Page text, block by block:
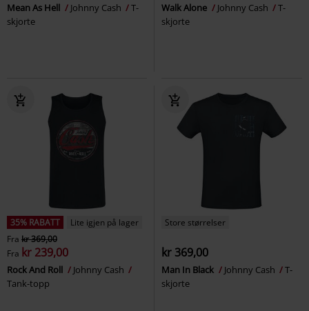
Mean As Hell Johnny Cash
T-
skjorte
Walk Alone Johnny Cash
T-
skjorte
35% RABATT
Lite igjen på lager
Fra kr 369,00
Fra kr 239,00
Rock And Roll
Johnny Cash
Tank-topp
Store størrelser
kr 369,00
Man In Black Johnny Cash
T-
skjorte